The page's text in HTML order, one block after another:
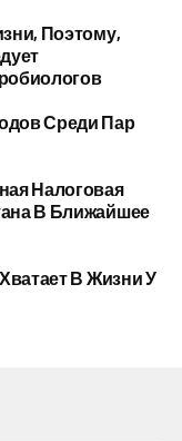
Поэтому,
Среди Пар
Налоговая
В Ближайшее
В Жизни У